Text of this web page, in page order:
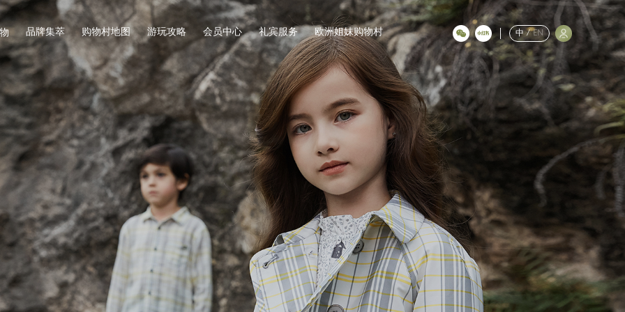
品牌集萃 购物村地图 游玩攻略 会员中心 礼宾服务 欧洲姐妹购物村 中 / EN